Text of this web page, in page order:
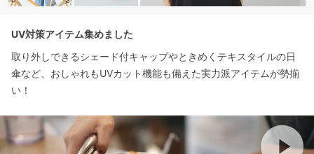
UV対策アイテム集めました
取り外しできるシェード付キャップやときめくテキスタイルの日
傘など、おしゃれもUVカット機能も備えた実力派アイテムが勢揃
い！